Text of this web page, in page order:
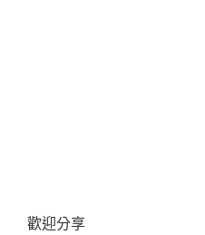
歡迎分享